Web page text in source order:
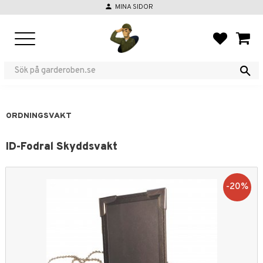
person MINA SIDOR
ORDNINGSVAKT
ID-Fodral Skyddsvakt
20%